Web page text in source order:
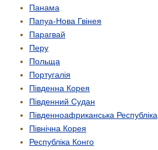
Панама
Папуа-Нова Гвінея
Парагвай
Перу
Польща
Португалія
Південна Корея
Південний Судан
Південно­африканська Республіка
Північна Корея
Республіка Конго